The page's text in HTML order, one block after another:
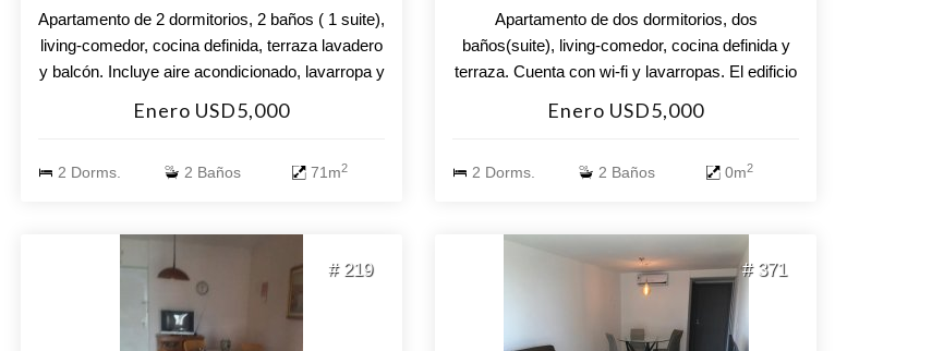
Apartamento de 2 dormitorios, 2 baños ( 1 suite),
living-comedor, cocina definida, terraza lavadero
y balcón. Incluye aire acondicionado, lavarropa y
piscina climatizada exterior, sala de juegos,
parrilleros, lavadero, servicio de mucamas
Enero USD5,000
2 Dorms. 2 Baños 71m2
Apartamento de dos dormitorios, dos
baños(suite), living-comedor, cocina definida y
terraza. Cuenta con wi-fi y lavarropas. El edificio
parque infantil, gimnasio, parrillero, barbacoa
Enero USD5,000
2 Dorms. 2 Baños 0m2
# 219 # 371